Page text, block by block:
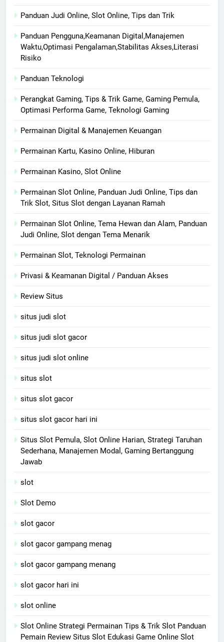
Panduan Judi Online, Slot Online, Tips dan Trik
Panduan Pengguna,Keamanan Digital,Manajemen
Waktu,Optimasi Pengalaman,Stabilitas Akses,Literasi
Risiko
Panduan Teknologi
Perangkat Gaming, Tips & Trik Game, Gaming Pemula,
Optimasi Performa Game, Teknologi Gaming
Permainan Digital & Manajemen Keuangan
Permainan Kartu, Kasino Online, Hiburan
Permainan Kasino, Slot Online
Permainan Slot Online, Panduan Judi Online, Tips dan
Trik Slot, Situs Slot dengan Layanan Ramah
Permainan Slot Online, Tema Hewan dan Alam, Panduan
Judi Online, Slot dengan Tema Menarik
Permainan Slot, Teknologi Permainan
Privasi & Keamanan Digital / Panduan Akses
Review Situs
situs judi slot
situs judi slot gacor
situs judi slot online
situs slot
situs slot gacor
situs slot gacor hari ini
Situs Slot Pemula, Slot Online Harian, Strategi Taruhan
Sederhana, Manajemen Modal, Gaming Bertanggung
Jawab
slot
Slot Demo
slot gacor
slot gacor gampang menag
slot gacor gampang menang
slot gacor hari ini
slot online
Slot Online Strategi Permainan Tips & Trik Slot Panduan
Pemain Review Situs Slot Edukasi Game Online Slot